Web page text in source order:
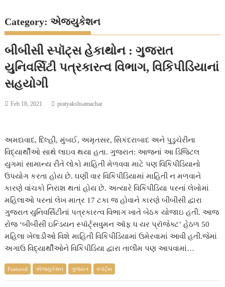
Category:એજ્યુકેશન
બીબીસી સ્પૉટ્સ હેકાથોન : ગુજરાત
યુનિવર્સિટી પત્રકારત્વ વિભાગ, વિકિપીડિયાનાં
સહયોગી
Feb 18, 2021 pratyakshsamachar
અમદાવાદ, દિલ્હી, મુંબઈ, અમૃતસર, સિકંદરાબાદ અને પુડુચેરીના
વિદ્યાર્થીઓ સાથે લાઇવ થયા હતા. ગુજરાત: આજનાં આ ડિજિટલ
યુગમાં સામાન્ય રીતે લોકો માહિતી મેળવવા માટે પણ વિકિપીડિયાનો
ઉપયોગ કરતા હોય છે. ઘણી વાર વિકિપીડિયામાં માહિતી ન મળવાને
કારણે વાંચકો નિરાશ થતાં હોય છે. અત્યારે વિકિપીડિયા પરનાં લેખોમાં
મહિલાઓ પરનાં લેખ માત્ર 17 ટકા જ હોવાને કારણે બીબીસી દ્વારા
ગુજરાત યુનિવર્સિટીનાં પત્રકારત્વ વિભાગ ખાતે બેઠક યોજાઇ હતી. આજ
રોજ ‘બીબીસી ઇન્ડિયન સ્પૉર્ટ્સવુમન ઑફ ધ યર પ્રૉજેક્ટ’ હેઠળ 50
મહિલા ખેલાડીઓ વિશે માહિતી વિકિપીડિયામાં ઉમેરવામાં આવી હતી.જેમાં
અગાઉ વિદ્યાર્થીઓને વિકિપીડિયા દ્વારા તાલીમ પણ આપવામાં…
Featured એજ્યુકેશન ગુજરાત સ્પૉર્ટ્સ